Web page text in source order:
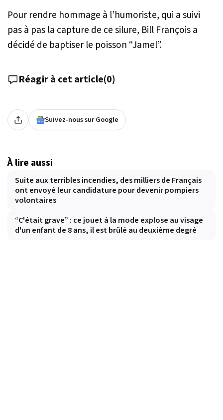
Pour rendre hommage à l’humoriste, qui a suivi
pas à pas la capture de ce silure, Bill François a
décidé de baptiser le poisson “Jamel”.
Réagir à cet article(0)
Suivez-nous sur Google
À lire aussi
Suite aux terribles incendies, des milliers de Français
ont envoyé leur candidature pour devenir pompiers
volontaires
“C'était grave” : ce jouet à la mode explose au visage
d'un enfant de 8 ans, il est brûlé au deuxième degré